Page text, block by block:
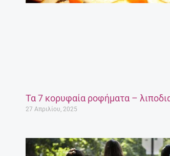
Τα 7 κορυφαία ροφήματα –
27 Απριλίου, 2025